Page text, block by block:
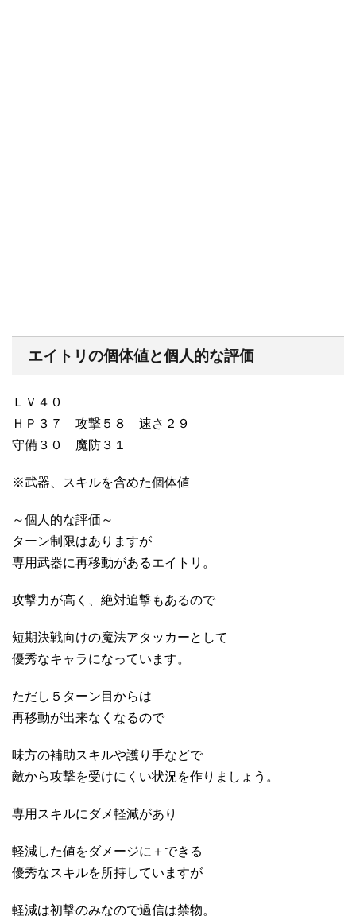
エイトリの個体値と個人的な評価
ＬＶ４０
ＨＰ３７ 攻撃５８ 速さ２９
守備３０ 魔防３１
※武器、スキルを含めた個体値
～個人的な評価～
ターン制限はありますが
専用武器に再移動があるエイトリ。
攻撃力が高く、絶対追撃もあるので
短期決戦向けの魔法アタッカーとして
優秀なキャラになっています。
ただし５ターン目からは
再移動が出来なくなるので
味方の補助スキルや護り手などで
敵から攻撃を受けにくい状況を作りましょう。
専用スキルにダメ軽減があり
軽減した値をダメージに＋できる
優秀なスキルを所持していますが
軽減は初撃のみなので過信は禁物。